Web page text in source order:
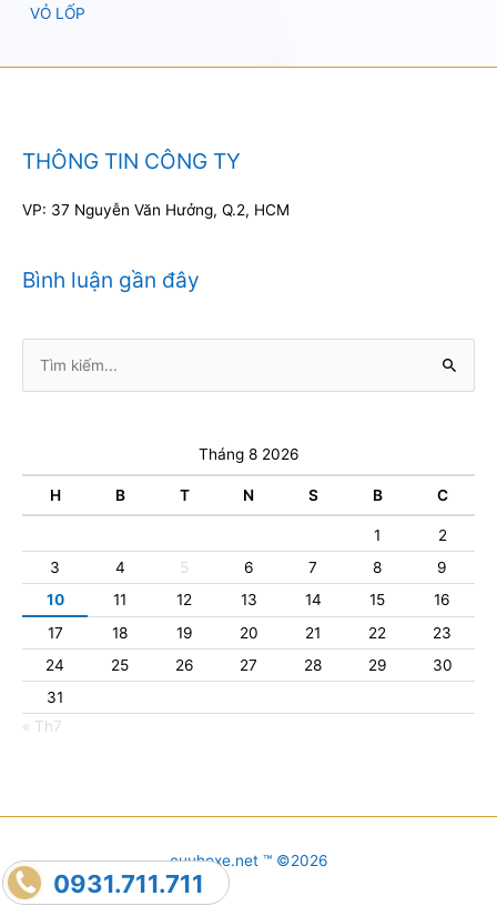
0931.711.711
VỎ LỐP
THÔNG TIN CÔNG TY
VP: 37 Nguyễn Văn Hưởng, Q.2, HCM
Bình luận gần đây
kiếm:
Tháng 8 2026
H B T N S B C
1
2
3
4 5 6 7 8
9
10
11 12 13 14 15
16
17
18 19 20 21 22
23
24
25 26 27 28 29
30
31
« Th7
cuuhoxe.net ™ ©2026